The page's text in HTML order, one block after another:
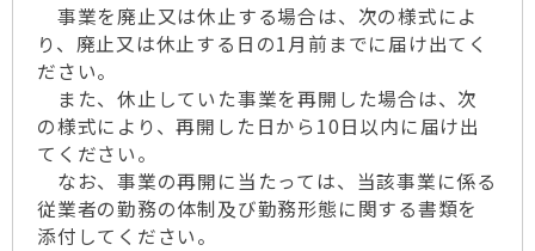
事業を廃止又は休止する場合は、次の様式によ
り、廃止又は休止する日の1月前までに届け出てく
ださい。
また、休止していた事業を再開した場合は、次
の様式により、再開した日から10日以内に届け出
てください。
なお、事業の再開に当たっては、当該事業に係る
従業者の勤務の体制及び勤務形態に関する書類を
添付してください。